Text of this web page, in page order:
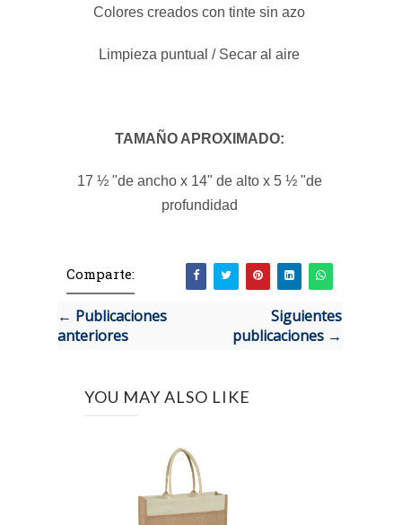
Colores creados con tinte sin azo
Limpieza puntual / Secar al aire
TAMAÑO APROXIMADO:
17 ½ "de ancho x 14" de alto x 5 ½ "de
profundidad
Comparte:
← Publicaciones
anteriores
Siguientes
publicaciones →
YOU MAY ALSO LIKE